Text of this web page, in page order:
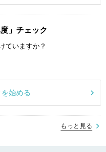
」チェック
ていますか？
始める
もっと見る